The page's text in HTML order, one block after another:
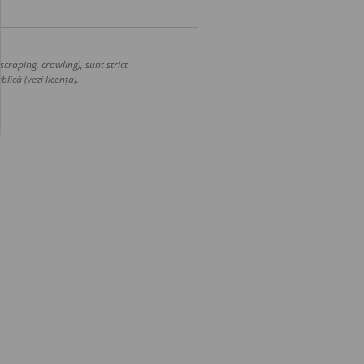
crawling), sunt strict
(vezi licența).